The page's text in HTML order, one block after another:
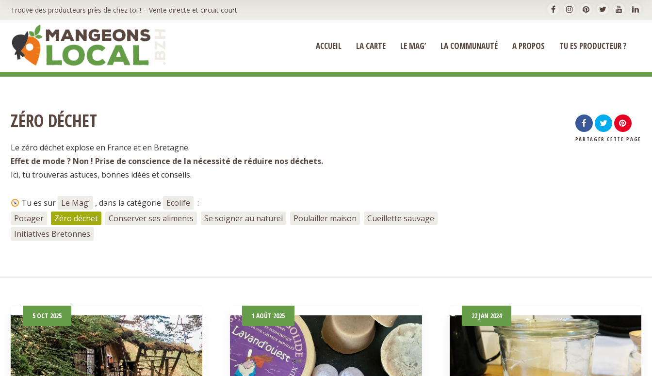
Trouve des producteurs près de chez toi ! – Vente directe et circuit court
ACCUEIL LA CARTE LE MAG’ LA COMMUNAUTÉ A PROPOS TU ES PRODUCTEUR ?
ZÉRO DÉCHET
Le zéro déchet explose en France et en Bretagne.
Effet de mode ? Non ! Prise de conscience de la nécessité de réduire nos déchets.
Ici, tu trouveras astuces, bonnes idées et conseils.
Tu es sur Le Mag’ , dans la catégorie Ecolife
:
Potager
Zéro déchet Conserver ses aliments Se soigner au naturel Poulailler maison
Cueillette sauvage
Initiatives Bretonnes
PARTAGER CETTE PAGE
5 OCT 2025 1AOÛT 2025 22 JAN 2024